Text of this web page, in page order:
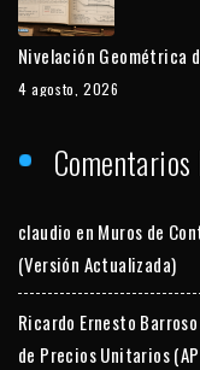
Nivelación Geométrica
4 agosto, 2026
claudio en Muros de
(Versión Actualizada)
Ricardo Ernesto Barroso
de Precios Unitarios